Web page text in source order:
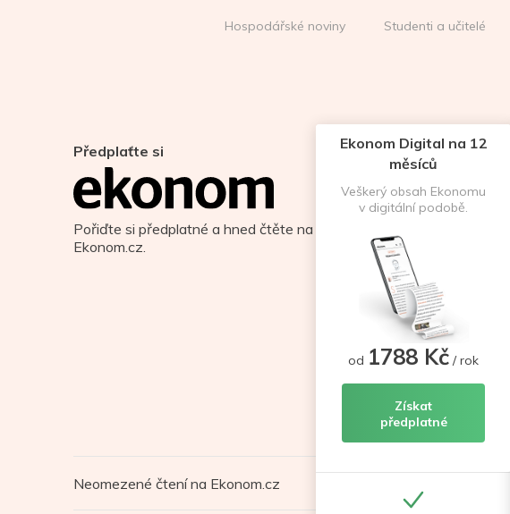
Hospodářské noviny Studenti a učitelé
Předplaťte si
Pořiďte si předplatné a hned čtěte na
Ekonom.cz.
Neomezené čtení na Ekonom.cz
Ekonom Digital na 12
měsíců
Veškerý obsah Ekonomu
v digitální podobě.
od 1788 Kč / rok
Získat
předplatné